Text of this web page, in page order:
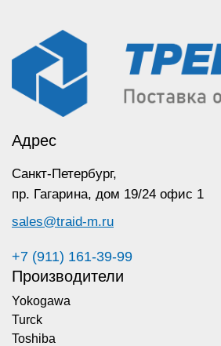
Адрес
Санкт-Петербург,
пр. Гагарина, дом 19/24 офис 1
sales@traid-m.ru
+7 (911) 161-39-99
Производители
Yokogawa
Turck
Toshiba